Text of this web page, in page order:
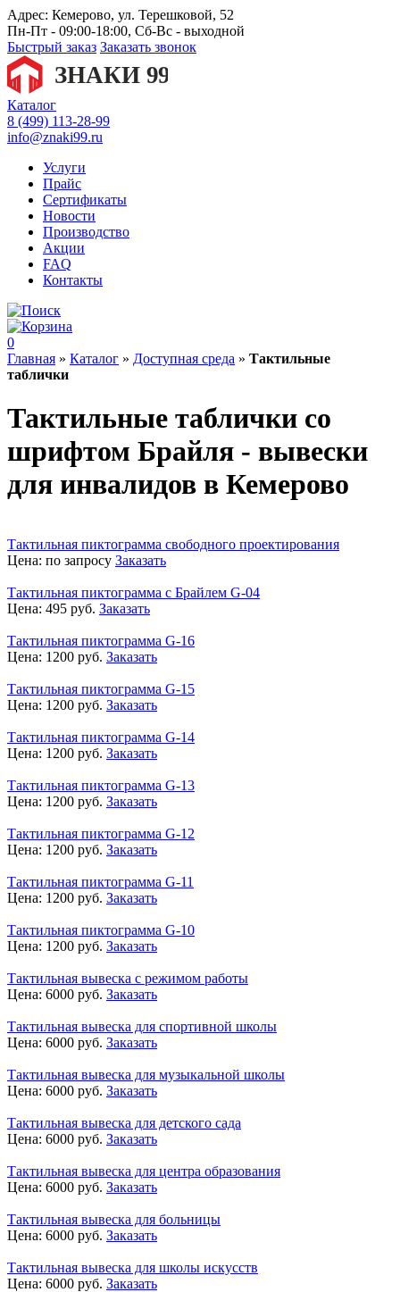
Адрес: Кемерово, ул. Терешковой, 52
Пн-Пт - 09:00-18:00, Сб-Вс - выходной
Быстрый заказ Заказать звонок
Каталог
8 (499) 113-28-99
info@znaki99.ru
Услуги
Прайс
Сертификаты
Новости
Производство
Акции
FAQ
Контакты
0
Главная » Каталог » Доступная среда » Тактильные
таблички
Тактильные таблички со
шрифтом Брайля - вывески
для инвалидов в Кемерово
Тактильная пиктограмма свободного проектирования
Цена: по запросу Заказать
Тактильная пиктограмма с Брайлем G-04
Цена: 495 руб. Заказать
Тактильная пиктограмма G-16
Цена: 1200 руб. Заказать
Тактильная пиктограмма G-15
Цена: 1200 руб. Заказать
Тактильная пиктограмма G-14
Цена: 1200 руб. Заказать
Тактильная пиктограмма G-13
Цена: 1200 руб. Заказать
Тактильная пиктограмма G-12
Цена: 1200 руб. Заказать
Тактильная пиктограмма G-11
Цена: 1200 руб. Заказать
Тактильная пиктограмма G-10
Цена: 1200 руб. Заказать
Тактильная вывеска с режимом работы
Цена: 6000 руб. Заказать
Тактильная вывеска для спортивной школы
Цена: 6000 руб. Заказать
Тактильная вывеска для музыкальной школы
Цена: 6000 руб. Заказать
Тактильная вывеска для детского сада
Цена: 6000 руб. Заказать
Тактильная вывеска для центра образования
Цена: 6000 руб. Заказать
Тактильная вывеска для больницы
Цена: 6000 руб. Заказать
Тактильная вывеска для школы искусств
Цена: 6000 руб. Заказать